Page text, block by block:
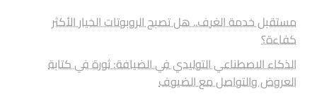
مستقبل خدمة الغرف.. هل تصبح الروبوتات الخيار الأكثر
كفاءة؟
الذكاء الاصطناعي التوليدي في الضيافة: ثورة في كتابة
العروض والتواصل مع الضيوف